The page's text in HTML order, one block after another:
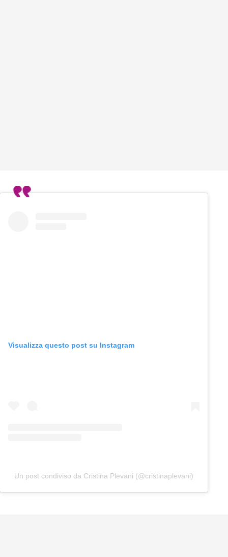
Visualizza questo post su Instagram
Un post condiviso da Cristina Plevani (@cristinaplevani)